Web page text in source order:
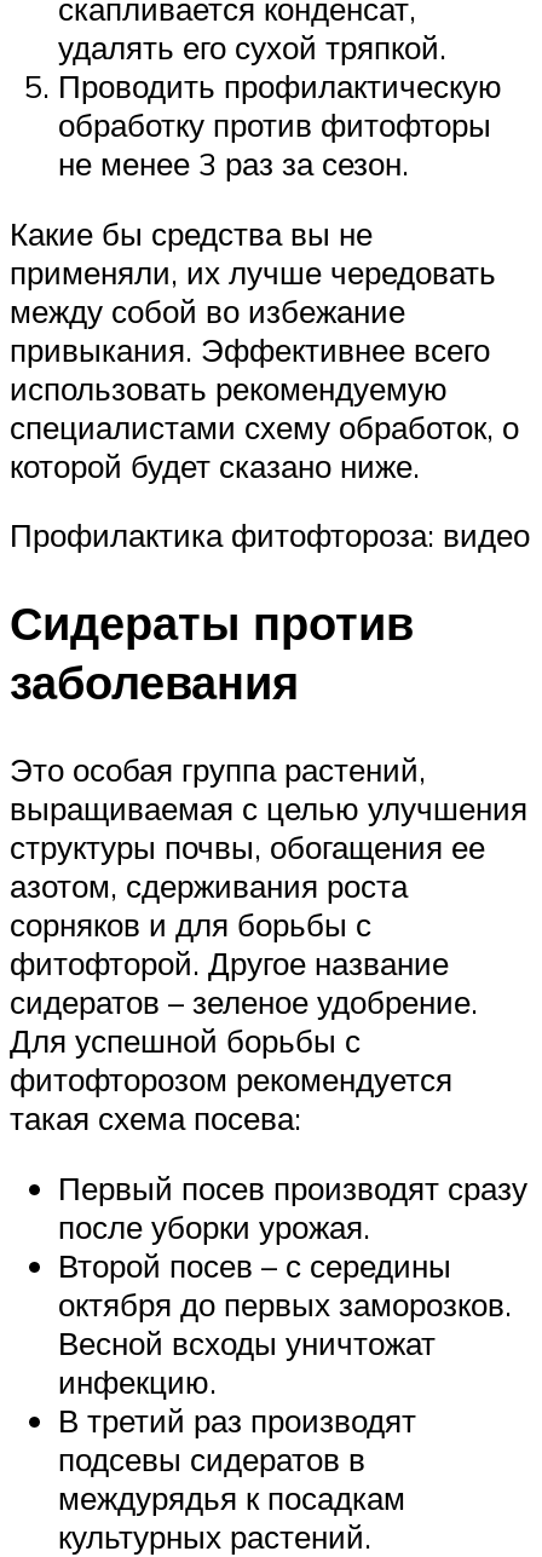
скапливается конденсат,
удалять его сухой тряпкой.
Проводить профилактическую
обработку против фитофторы
не менее 3 раз за сезон.
Какие бы средства вы не
применяли, их лучше чередовать
между собой во избежание
привыкания. Эффективнее всего
использовать рекомендуемую
специалистами схему обработок, о
которой будет сказано ниже.
Профилактика фитофтороза: видео
Сидераты против
заболевания
Это особая группа растений,
выращиваемая с целью улучшения
структуры почвы, обогащения ее
азотом, сдерживания роста
сорняков и для борьбы с
фитофторой. Другое название
сидератов – зеленое удобрение.
Для успешной борьбы с
фитофторозом рекомендуется
такая схема посева:
Первый посев производят сразу
после уборки урожая.
Второй посев – с середины
октября до первых заморозков.
Весной всходы уничтожат
инфекцию.
В третий раз производят
подсевы сидератов в
междурядья к посадкам
культурных растений.